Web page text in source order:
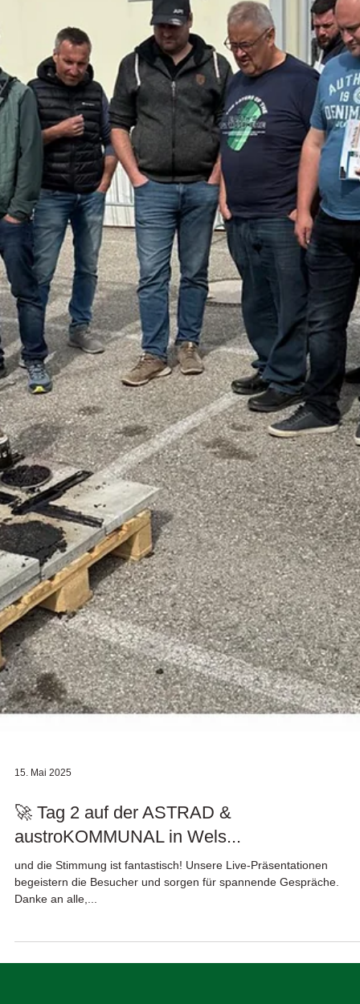
🚀 Tag 2 auf der ASTRAD &
austroKOMMUNAL in Wels...
und die Stimmung ist fantastisch! Unsere Live-Präsentationen
begeistern die Besucher und sorgen für spannende Gespräche.